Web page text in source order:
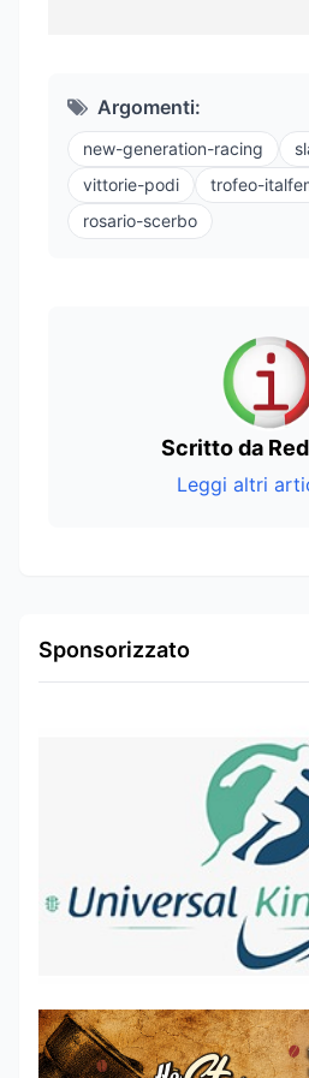
Argomenti:
new-generation-racing
vittorie-podi
trofeo-
rosario-scerbo
Scritto da
Leggi altri
Sponsorizzato